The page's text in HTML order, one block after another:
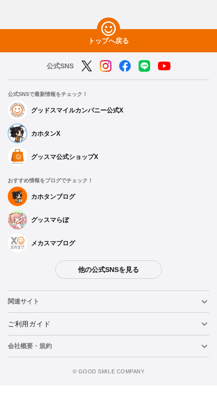
トップへ戻る
公式SNS
公式SNSで最新情報をチェック！
グッドスマイルカンパニー公式X
カホタンX
グッスマ公式ショップX
おすすめ情報をブログでチェック！
カホタンブログ
グッスマらぼ
メカスマブログ
他の公式SNSを見る
関連サイト
ねんどろいど
ねんどろいどフェイスメーカー
ご利用ガイド
重要なお知らせ
会社概要・規約
©️ GOOD SMILE COMPANY